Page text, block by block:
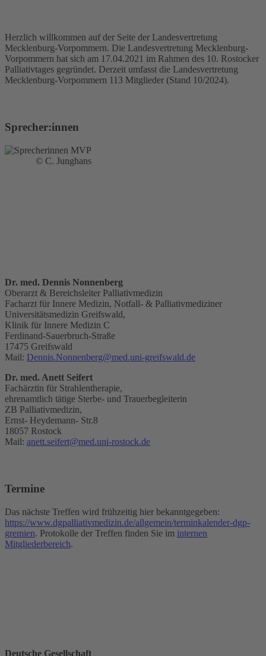
Herzlich willkommen auf der Seite der Landesvertretung
Mecklenburg-Vorpommern. Die Landesvertretung Mecklenburg-
Vorpommern hat sich am 17.04.2021 im Rahmen des 10. Rostocker
Palliativtages gegründet. Derzeit umfasst die Landesvertretung
Mecklenburg-Vorpommern 113 Mitglieder (Stand 10/2024).
Sprecher:innen
© C. Junghans
Dr. med. Dennis Nonnenberg
Oberarzt & Bereichsleiter Palliativmedizin
Facharzt für Innere Medizin, Notfall- & Palliativmediziner
Universitätsmedizin Greifswald,
Klinik für Innere Medizin C
Ferdinand-Sauerbruch-Straße
17475 Greifswald
Mail: Dennis.Nonnenberg@med.uni-greifswald.de
Dr. med. Anett Seifert
Fachärztin für Strahlentherapie,
ehrenamtlich tätige Sterbe- und Trauerbegleiterin
ZB Palliativmedizin,
Ernst- Heydemann- Str.8
18057 Rostock
Mail: anett.seifert@med.uni-rostock.de
Termine
Das nächste Treffen wird frühzeitig hier bekanntgegeben:
https://www.dgpalliativmedizin.de/allgemein/terminkalender-dgp-
gremien. Protokolle der Treffen finden Sie im internen
Mitgliederbereich.
Deutsche Gesellschaft